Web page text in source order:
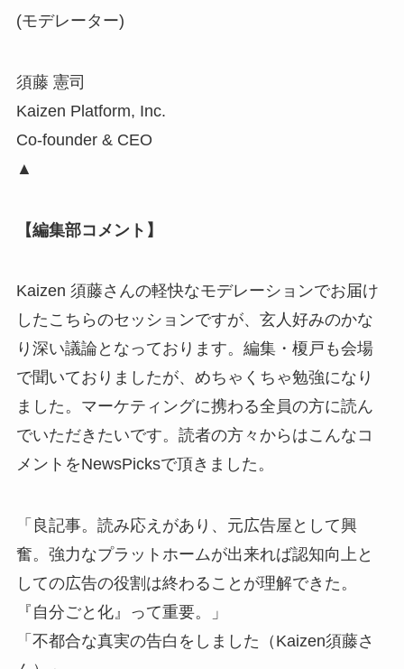
(モデレーター)
須藤 憲司
Kaizen Platform, Inc.
Co-founder & CEO
▲
【編集部コメント】
Kaizen 須藤さんの軽快なモデレーションでお届け
したこちらのセッションですが、玄人好みのかな
り深い議論となっております。編集・榎戸も会場
で聞いておりましたが、めちゃくちゃ勉強になり
ました。マーケティングに携わる全員の方に読ん
でいただきたいです。読者の方々からはこんなコ
メントをNewsPicksで頂きました。
「良記事。読み応えがあり、元広告屋として興
奮。強力なプラットホームが出来れば認知向上と
しての広告の役割は終わることが理解できた。
『自分ごと化』って重要。」
「不都合な真実の告白をしました（Kaizen須藤さ